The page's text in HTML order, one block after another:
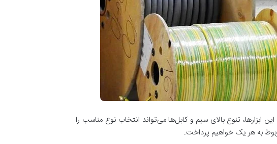
تنوع بالای سیم و کابل‌ها می‌تواند انتخاب نوع مناسب را
به هر یک خواهیم پرداخت.